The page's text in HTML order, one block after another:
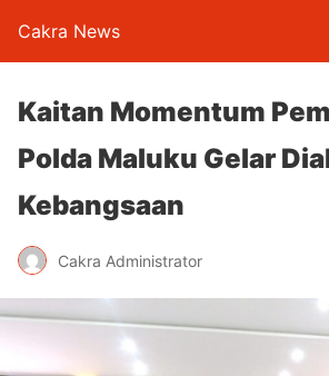
Cakra News
Kaitan Momentum
Polda Maluku Gelar
Kebangsaan
Cakra Administrator